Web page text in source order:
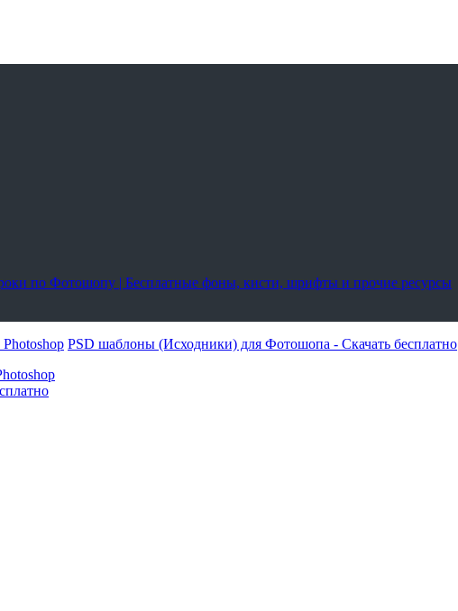
по Фотошопу | Бесплатные фоны, кисти, шрифты и прочие ресурсы
PSD шаблоны (Исходники) для Фотошопа - Скачать бесплатно